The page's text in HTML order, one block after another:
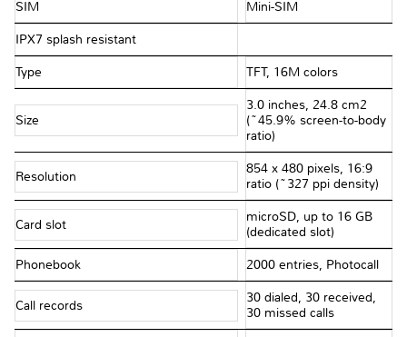
SIM Mini-SIM
IPX7 splash resistant
Type TFT, 16M colors
Size
3.0 inches, 24.8 cm2
(~45.9% screen-to-body
ratio)
Resolution
854 x 480 pixels, 16:9
ratio (~327 ppi density)
Card slot
microSD, up to 16 GB
(dedicated slot)
Phonebook 2000 entries, Photocall
Call records
30 dialed, 30 received,
30 missed calls